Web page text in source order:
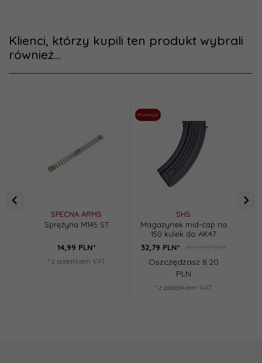
Klienci, którzy kupili ten produkt wybrali
również...
SPECNA ARMS
Sprężyna M145 ST
14,99 PLN*
* z podatkiem VAT
Promocja
SHS
Magazynek mid-cap na
150 kulek do AK47
32,79 PLN*
40,99 PLN*
Oszczędzasz 8.20
PLN
* z podatkiem VAT